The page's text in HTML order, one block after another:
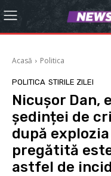
Acasă Politica
POLITICA STIRILE ZILEI
Nicușor Dan,
ședinței de
după
pregătită
astfel de